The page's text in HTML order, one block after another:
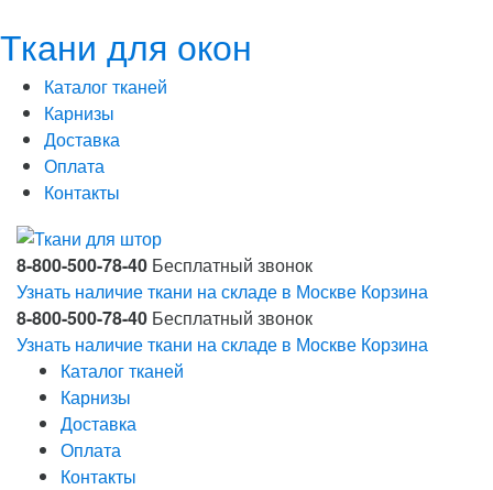
Ткани для окон
Каталог тканей
Карнизы
Доставка
Оплата
Контакты
8-800-500-78-40 Бесплатный звонок
Узнать наличие ткани на складе в Москве Корзина
8-800-500-78-40 Бесплатный звонок
Узнать наличие ткани на складе в Москве Корзина
Каталог тканей
Карнизы
Доставка
Оплата
Контакты